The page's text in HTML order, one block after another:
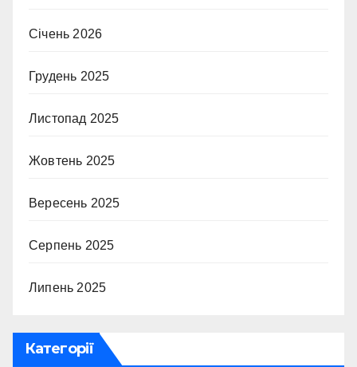
Січень 2026
Грудень 2025
Листопад 2025
Жовтень 2025
Вересень 2025
Серпень 2025
Липень 2025
Категорії